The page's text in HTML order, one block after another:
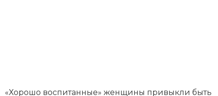
«Хорошо воспитанные» женщины привыкли быть